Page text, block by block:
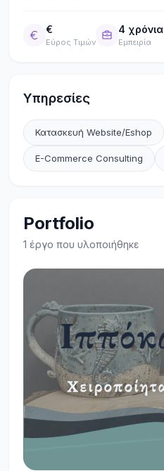
€
Εύρος Τιμών
4 χρόνια
Εμπειρία
Υπηρεσίες
Κατασκευή Website/Eshop
E-Commerce Consulting
Portfolio
1 έργο που υλοποιήθηκε